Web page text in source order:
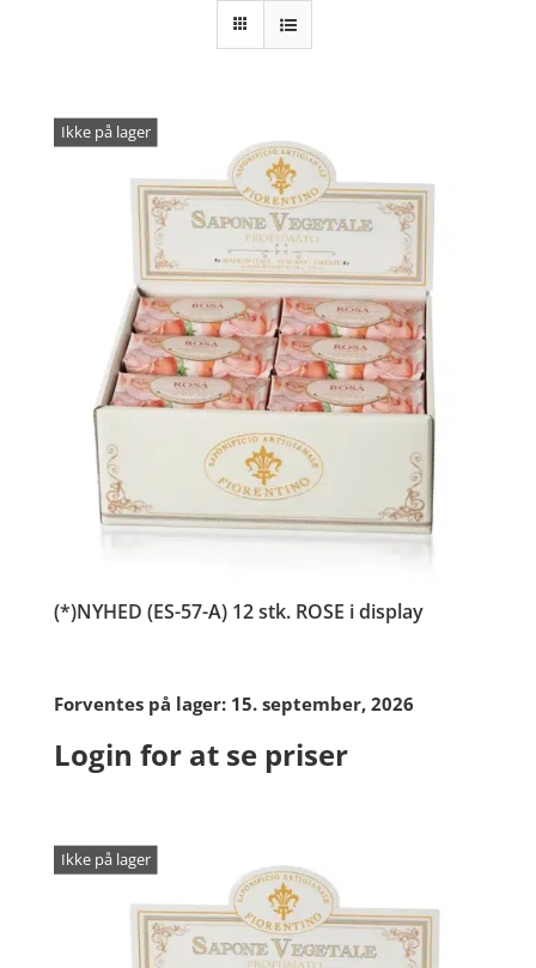
Ikke på lager
(*)NYHED (ES-57-A) 12 stk. ROSE i display
Forventes på lager: 15. september, 2026
Login for at se priser
Ikke på lager